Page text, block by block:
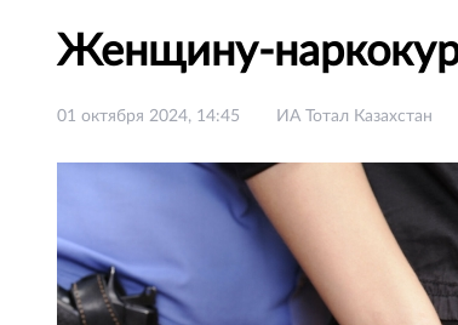
Женщину-
01 октября 2024, 14:45 ИА Тотал Казахстан